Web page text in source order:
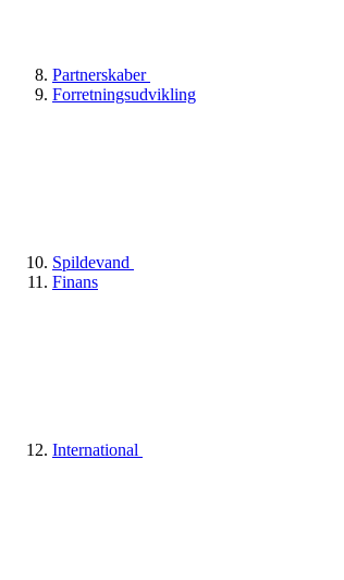
Partnerskaber
Forretningsudvikling
Spildevand
Finans
International